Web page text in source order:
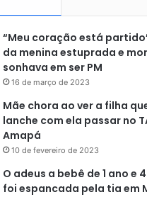
de Trânsito
do 6º Batalhão de
da área para
e peritos.
“Meu coração está
da menina estuprada e
sonhava em ser PM
16 de março de 2023
Mãe chora ao ver a filha
lanche com ela passar no
Amapá
10 de fevereiro de 2023
O adeus a bebê de 1 ano e
foi espancada pela tia em